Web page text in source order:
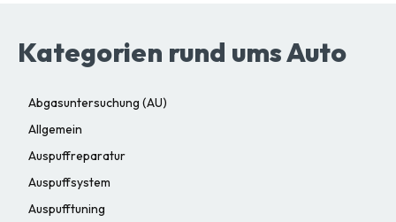
Kategorien rund ums Auto
Abgasuntersuchung (AU)
Allgemein
Auspuffreparatur
Auspuffsystem
Auspufftuning